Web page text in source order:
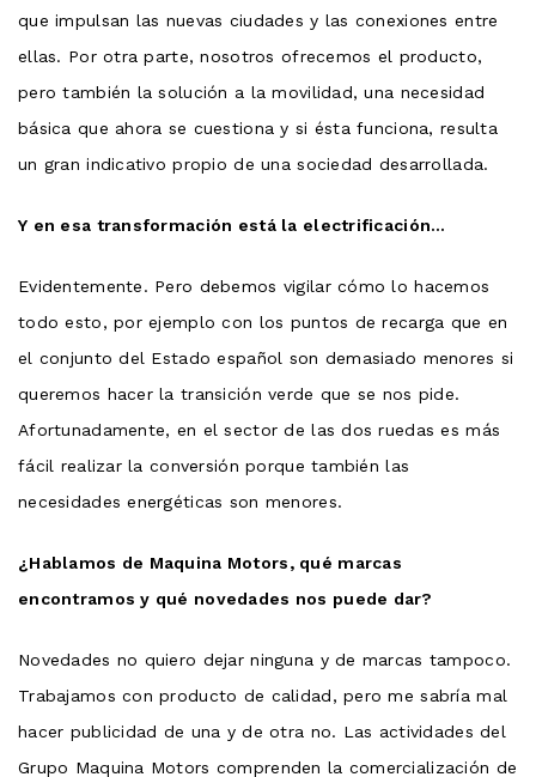
que impulsan las nuevas ciudades y las conexiones entre
ellas. Por otra parte, nosotros ofrecemos el producto,
pero también la solución a la movilidad, una necesidad
básica que ahora se cuestiona y si ésta funciona, resulta
un gran indicativo propio de una sociedad desarrollada.
Y en esa transformación está la electrificación…
Evidentemente. Pero debemos vigilar cómo lo hacemos
todo esto, por ejemplo con los puntos de recarga que en
el conjunto del Estado español son demasiado menores si
queremos hacer la transición verde que se nos pide.
Afortunadamente, en el sector de las dos ruedas es más
fácil realizar la conversión porque también las
necesidades energéticas son menores.
¿Hablamos de Maquina Motors, qué marcas
encontramos y qué novedades nos puede dar?
Novedades no quiero dejar ninguna y de marcas tampoco.
Trabajamos con producto de calidad, pero me sabría mal
hacer publicidad de una y de otra no. Las actividades del
Grupo Maquina Motors comprenden la comercialización de